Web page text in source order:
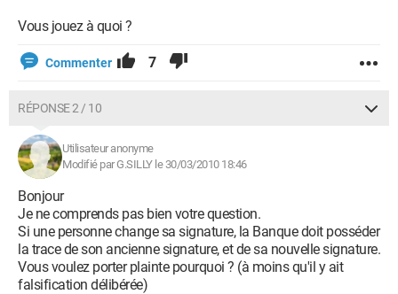
Vous jouez à quoi ?
Commenter 7
RÉPONSE 2 / 10
Utilisateur anonyme
Modifié par G.SILLY le 30/03/2010 18:46
Bonjour
Je ne comprends pas bien votre question.
Si une personne change sa signature, la Banque doit posséder
la trace de son ancienne signature, et de sa nouvelle signature.
Vous voulez porter plainte pourquoi ? (à moins qu'il y ait
falsification délibérée)